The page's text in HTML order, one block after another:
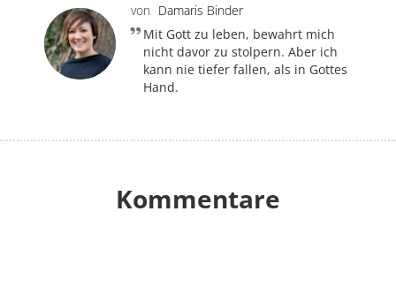
von Damaris Binder
Mit Gott zu leben, bewahrt mich
nicht davor zu stolpern. Aber ich
kann nie tiefer fallen, als in Gottes
Hand.
Kommentare